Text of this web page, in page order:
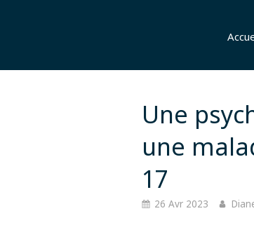
Une
une
17
26 Avr 2023